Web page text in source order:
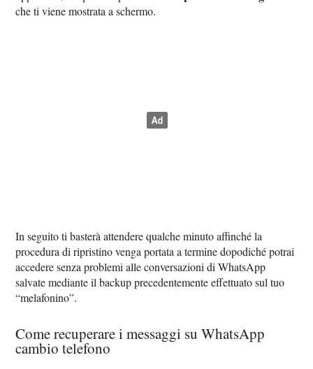
che ti viene mostrata a schermo.
In seguito ti basterà attendere qualche minuto affinché la
procedura di ripristino venga portata a termine dopodiché potrai
accedere senza problemi alle conversazioni di WhatsApp
salvate mediante il backup precedentemente effettuato sul tuo
“melafonino”.
Come recuperare i messaggi su WhatsApp
cambio telefono